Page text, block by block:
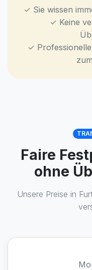
✓ Sie wissen
✓ Keine
✓
Faire
ohne
Unsere Preise in